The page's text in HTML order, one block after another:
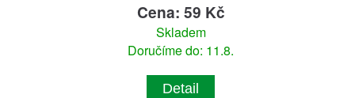
Cena: 59 Kč
Skladem
Doručíme do: 11.8.
Detail